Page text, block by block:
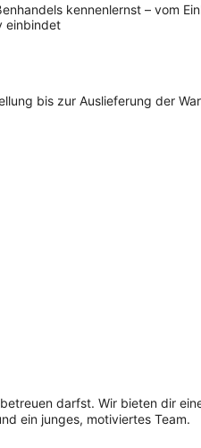
kennenlernst – vom
einbindet
bis zur Auslieferung der
darfst. Wir bieten dir
ein junges, motiviertes Team.